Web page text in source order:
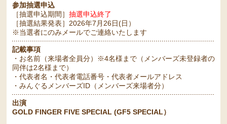
参加抽選申込
［抽選申込期間］ 抽選申込終了
［抽選結果発表］2026年7月26日(日）
※当選者にのみメールでご連絡いたします
記載事項
・お名前（来場者全員分）※4名様まで（メンバーズ未登録者の
同伴は2名様まで）
・代表者名・代表者電話番号・代表者メールアドレス
・みんぐるメンバーズID（メンバーズ来場者分）
出演
GOLD FINGER FIVE SPECIAL (GF5 SPECIAL）